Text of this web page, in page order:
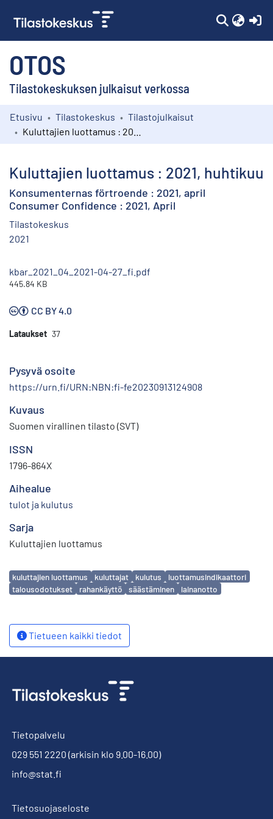
OTOS
Tilastokeskuksen julkaisut verkossa
Kokoelmat
Etusivu Tilastokeskus
Tilastojulkaisut
Kuluttajien luottamus : 2021, huhtikuu
Konsumenternas förtroende : 2021, april
Consumer Confidence : 2021, April
Tilastokeskus
2021
kbar_2021_04_2021-04-27_fi.pdf
445.84 KB
CC BY 4.0
Lataukset 37
Pysyvä osoite
https://urn.fi/URN:NBN:fi-fe20230913124908
Kuvaus
Suomen virallinen tilasto (SVT)
ISSN
1796-864X
Aihealue
tulot ja kulutus
Sarja
Kuluttajien luottamus
Avainsanat
kuluttajien luottamus kuluttajat kulutus
luottamusindikaattori
talousodotukset
rahankäyttö säästäminen lainanotto
Tietueen kaikki tiedot
Tietopalvelu
029 551 2220 (arkisin klo 9.00-16.00)
info@stat.fi
Tietosuojaseloste